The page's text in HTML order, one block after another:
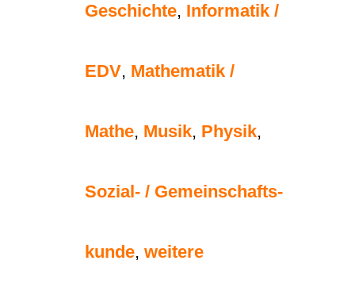
Geschichte, Informatik /
EDV, Mathematik /
Mathe, Musik, Physik,
Sozial- / Gemeinschafts-
kunde, weitere